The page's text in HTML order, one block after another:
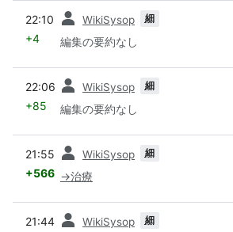
22:10 WikiSysop 細
+4 編集の要約なし
22:06 WikiSysop 細
+85 編集の要約なし
21:55 WikiSysop 細
+566 →治療
21:44 WikiSysop 細